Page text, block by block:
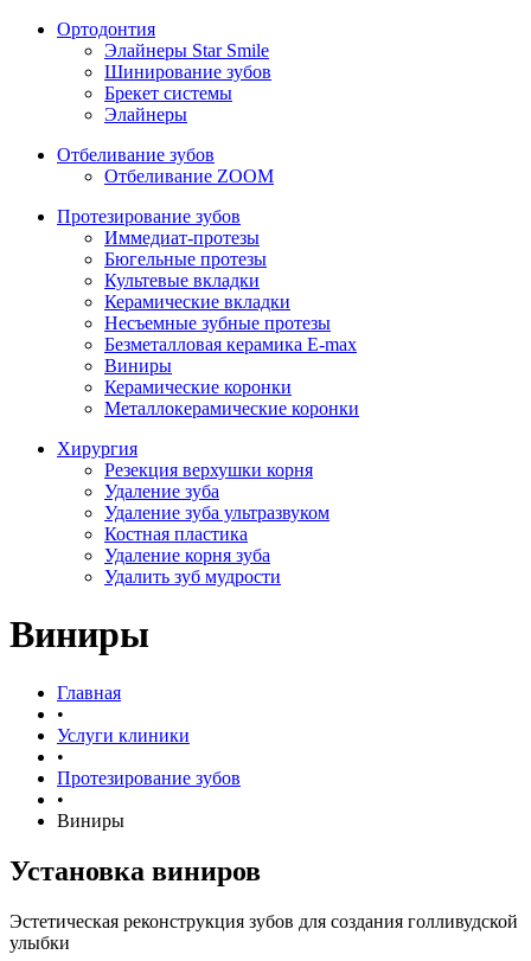
Ортодонтия
Элайнеры Star Smile
Шинирование зубов
Брекет системы
Элайнеры
Отбеливание зубов
Отбеливание ZOOM
Протезирование зубов
Иммедиат-протезы
Бюгельные протезы
Культевые вкладки
Керамические вкладки
Несъемные зубные протезы
Безметалловая керамика E-max
Виниры
Керамические коронки
Металлокерамические коронки
Хирургия
Резекция верхушки корня
Удаление зуба
Удаление зуба ультразвуком
Костная пластика
Удаление корня зуба
Удалить зуб мудрости
Виниры
Главная
•
Услуги клиники
•
Протезирование зубов
•
Виниры
Установка виниров
Эстетическая реконструкция зубов для создания голливудской
улыбки